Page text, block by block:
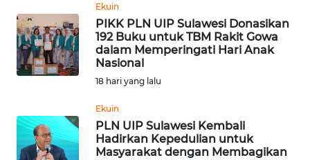
Ekuin
PIKK PLN UIP Sulawesi Donasikan
192 Buku untuk TBM Rakit Gowa
dalam Memperingati Hari Anak
Nasional
18 hari yang lalu
Ekuin
PLN UIP Sulawesi Kembali
Hadirkan Kepedulian untuk
Masyarakat dengan Membagikan
BANTEN
WN
WN
KEPRI